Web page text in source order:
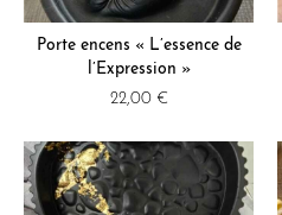
Porte encens « L’essence de
l’Expression »
22,00 €